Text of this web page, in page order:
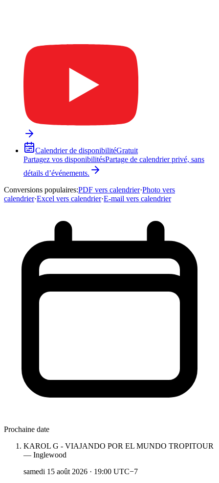
Calendrier de disponibilitéGratuit
Partagez vos disponibilitésPartage de calendrier privé, sans
détails d’événements.
Conversions populaires:PDF vers calendrier·Photo vers
calendrier·Excel vers calendrier·E-mail vers calendrier
Prochaine date
KAROL G - VIAJANDO POR EL MUNDO TROPITOUR
— Inglewood
samedi 15 août 2026 · 19:00 UTC−7